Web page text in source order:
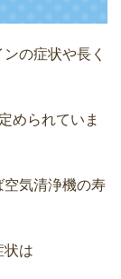
の症状や長く
められていま
空気清浄機の寿
状は